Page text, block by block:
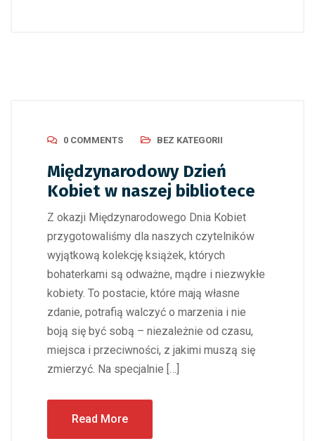
0 COMMENTS BEZ KATEGORII
Międzynarodowy Dzień
Kobiet w naszej bibliotece
Z okazji Międzynarodowego Dnia Kobiet
przygotowaliśmy dla naszych czytelników
wyjątkową kolekcję książek, których
bohaterkami są odważne, mądre i niezwykłe
kobiety. To postacie, które mają własne
zdanie, potrafią walczyć o marzenia i nie
boją się być sobą – niezależnie od czasu,
miejsca i przeciwności, z jakimi muszą się
zmierzyć. Na specjalnie […]
Read More